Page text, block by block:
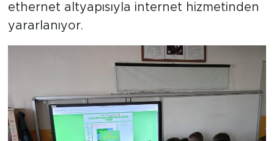
ethernet altyapısıyla internet hizmetinden
yararlanıyor.